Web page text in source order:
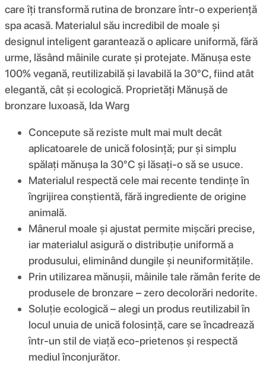
care îți transformă rutina de bronzare într-o experiență
spa acasă. Materialul său incredibil de moale și
designul inteligent garantează o aplicare uniformă, fără
urme, lăsând mâinile curate și protejate. Mănușa este
100% vegană, reutilizabilă și lavabilă la 30°C, fiind atât
elegantă, cât și ecologică. Proprietăți Mănușă de
bronzare luxoasă, Ida Warg
Concepute să reziste mult mai mult decât
aplicatoarele de unică folosință; pur și simplu
spălați mănușa la 30°C și lăsați-o să se usuce.
Materialul respectă cele mai recente tendințe în
îngrijirea conștientă, fără ingrediente de origine
animală.
Mânerul moale și ajustat permite mișcări precise,
iar materialul asigură o distribuție uniformă a
produsului, eliminând dungile și neuniformitățile.
Prin utilizarea mănușii, mâinile tale rămân ferite de
produsele de bronzare – zero decolorări nedorite.
Soluție ecologică – alegi un produs reutilizabil în
locul unuia de unică folosință, care se încadrează
într-un stil de viață eco-prietenos și respectă
mediul înconjurător.